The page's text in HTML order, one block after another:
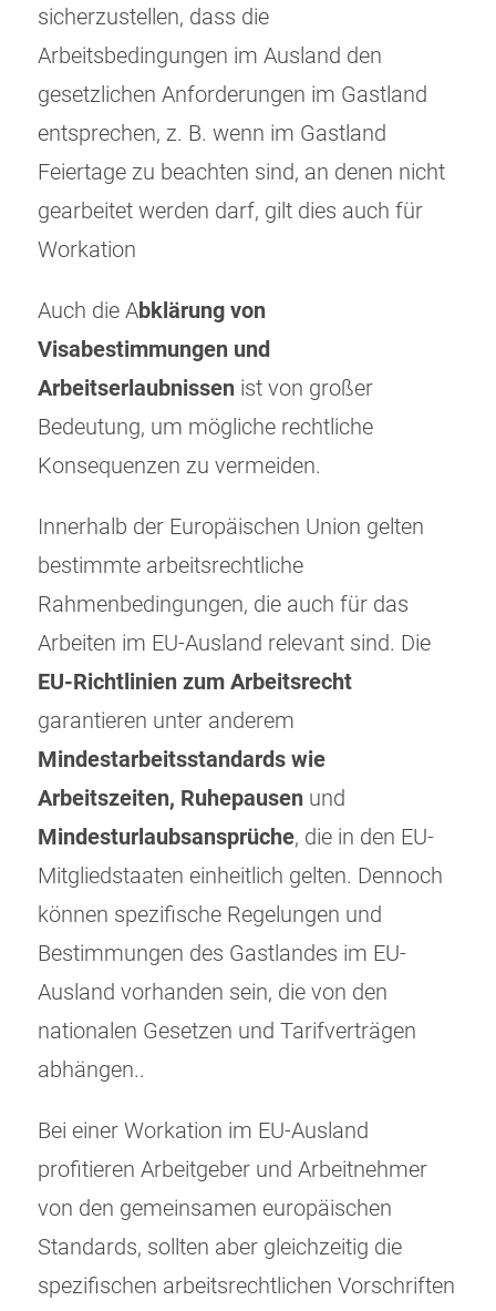
sicherzustellen, dass die
Arbeitsbedingungen im Ausland den
gesetzlichen Anforderungen im Gastland
entsprechen, z. B. wenn im Gastland
Feiertage zu beachten sind, an denen nicht
gearbeitet werden darf, gilt dies auch für
Workation
Auch die Abklärung von
Visabestimmungen und
Arbeitserlaubnissen ist von großer
Bedeutung, um mögliche rechtliche
Konsequenzen zu vermeiden.
Innerhalb der Europäischen Union gelten
bestimmte arbeitsrechtliche
Rahmenbedingungen, die auch für das
Arbeiten im EU-Ausland relevant sind. Die
EU-Richtlinien zum Arbeitsrecht
garantieren unter anderem
Mindestarbeitsstandards wie
Arbeitszeiten, Ruhepausen und
Mindesturlaubsansprüche, die in den EU-
Mitgliedstaaten einheitlich gelten. Dennoch
können spezifische Regelungen und
Bestimmungen des Gastlandes im EU-
Ausland vorhanden sein, die von den
nationalen Gesetzen und Tarifverträgen
abhängen..
Bei einer Workation im EU-Ausland
profitieren Arbeitgeber und Arbeitnehmer
von den gemeinsamen europäischen
Standards, sollten aber gleichzeitig die
spezifischen arbeitsrechtlichen Vorschriften